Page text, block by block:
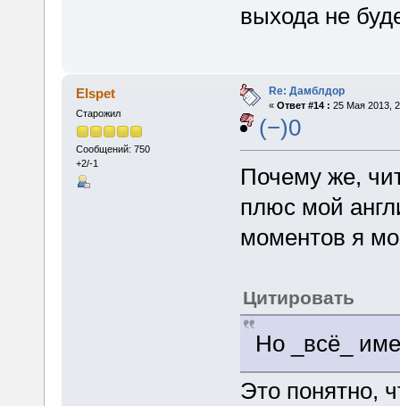
выхода не
Elspet
Старожил
Сообщений: 750
+2/-1
Re: Дамблдор
« Ответ #14 : 25 Мая 2013,
(−)0
Почему же,
плюс мой
моментов я
Цитировать
Но _всё_
Это понятно,